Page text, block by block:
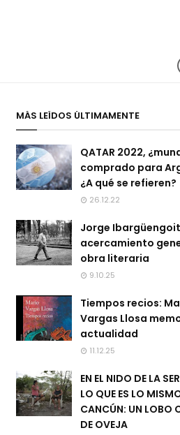
MÁS LEÍDOS ÚLTIMAMENTE
QATAR 2022,
comprado para
¿A qué se refieren?
26.12.22
Jorge
acercamiento
obra literaria
9.10.25
Tiempos recios:
Vargas Llosa
actualidad
11.12.25
EN EL NIDO DE LA
LO QUE ES LO
CANCÚN: UN LOBO
DE OVEJA